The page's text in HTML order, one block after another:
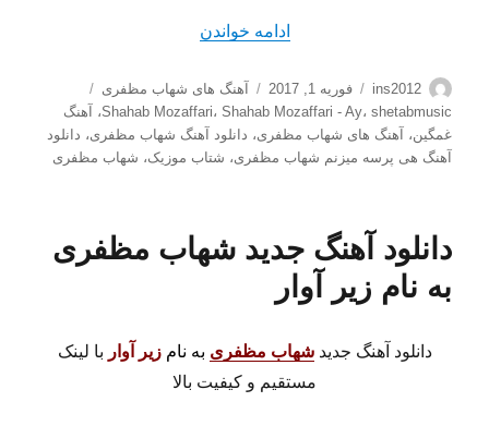
ادامه خواندن
نویسنده
ins2012
ارسال
شده
در
فوریه 1, 2017 دسته‌ها
آهنگ های شهاب مظفری
Shahab Mozaffari، Shahab Mozaffari - Ay، shetabmusic ،
آهنگ
غمگین، آهنگ های شهاب مظفری، دانلود آهنگ شهاب مظفری، دانلود
آهنگ هی پرسه میزنم شهاب مظفری، شتاب موزیک، شهاب مظفری
دانلود آهنگ جدید شهاب مظفری
به نام زیر آوار
دانلود آهنگ جدید شهاب مظفری به نام زیر آوار با لینک
مستقیم و کیفیت بالا